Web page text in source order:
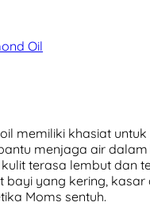
Oil
memiliki khasiat
menjaga air
terasa lembut dan
yang kering,
Moms sentuh.